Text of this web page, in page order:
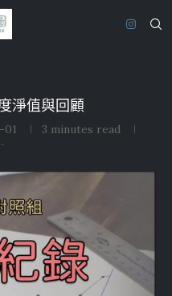
淨值與回顧
01
3 minutes read